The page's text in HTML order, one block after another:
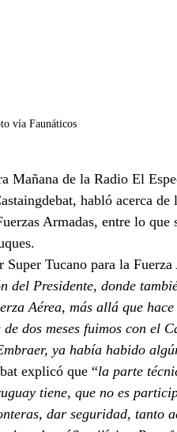
vía Faunáticos
Mañana de la Radio El
habló acerca de
Armadas, entre lo que
Super Tucano para la
del Presidente, donde
Aérea, más allá que hace
dos meses fuimos con el
ya había habido
explicó que “la parte
tiene, que no es
dar seguridad, tanto